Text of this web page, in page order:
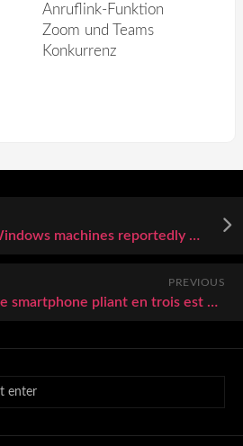
Anruflink-Funktion
Zoom und Teams
Konkurrenz
Nvidia ARM SoC for Windows machines reportedly debuting in Q4, featuring N1X, with N1 to follow in early 2026
PREVIOUS
Huawei Mate XT : le smartphone pliant en trois est prêt à conquérir le monde